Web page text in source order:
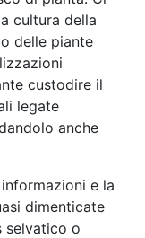
cultura della
delle piante
custodire il
legate
anche
e la
dimenticate
selvatico o